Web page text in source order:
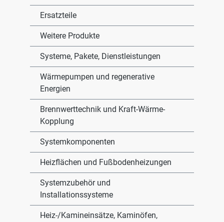
Ersatzteile
Weitere Produkte
Systeme, Pakete, Dienstleistungen
Wärmepumpen und regenerative
Energien
Brennwerttechnik und Kraft-Wärme-
Kopplung
Systemkomponenten
Heizflächen und Fußbodenheizungen
Systemzubehör und
Installationssysteme
Heiz-/Kamineinsätze, Kaminöfen,